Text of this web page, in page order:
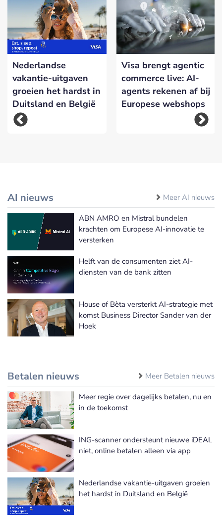
Nederlandse
vakantie-uitgaven
groeien het hardst in
Duitsland en België
Visa brengt agentic
commerce live: AI-
agents rekenen af bij
Europese webshops
AI nieuws Meer AI nieuws
ABN AMRO en Mistral bundelen
krachten om Europese AI-innovatie te
versterken
Helft van de consumenten ziet AI-
diensten van de bank zitten
House of Bèta versterkt AI-strategie met
komst Business Director Sander van der
Hoek
Betalen nieuws Meer Betalen nieuws
Meer regie over dagelijks betalen, nu en
in de toekomst
ING-scanner ondersteunt nieuwe iDEAL
niet, online betalen alleen via app
Nederlandse vakantie-uitgaven groeien
het hardst in Duitsland en België